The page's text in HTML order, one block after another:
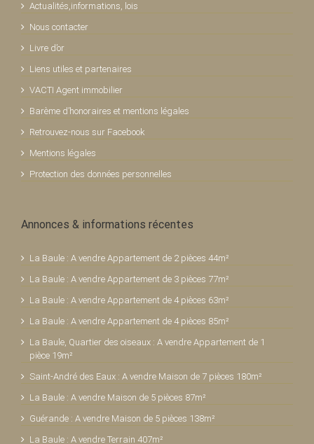
Actualités,informations, lois
Nous contacter
Livre d’or
Liens utiles et partenaires
VACTI Agent immobilier
Barème d’honoraires et mentions légales
Retrouvez-nous sur Facebook
Mentions légales
Protection des données personnelles
Annonces & informations récentes
La Baule : A vendre Appartement de 2 pièces 44m²
La Baule : A vendre Appartement de 3 pièces 77m²
La Baule : A vendre Appartement de 4 pièces 63m²
La Baule : A vendre Appartement de 4 pièces 85m²
La Baule, Quartier des oiseaux : A vendre Appartement de 1
pièce 19m²
Saint-André des Eaux : A vendre Maison de 7 pièces 180m²
La Baule : A vendre Maison de 5 pièces 87m²
Guérande : A vendre Maison de 5 pièces 138m²
La Baule : A vendre Terrain 407m²